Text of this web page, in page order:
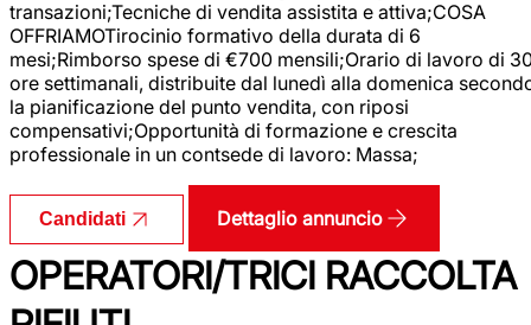
transazioni;Tecniche di vendita assistita e attiva;COSA
OFFRIAMOTirocinio formativo della durata di 6
mesi;Rimborso spese di €700 mensili;Orario di lavoro di
ore settimanali, distribuite dal lunedì alla domenica
la pianificazione del punto vendita, con riposi
compensativi;Opportunità di formazione e crescita
professionale in un contsede di lavoro: Massa;
Candidati Dettaglio annuncio
OPERATORI/TRICI RACCOLTA